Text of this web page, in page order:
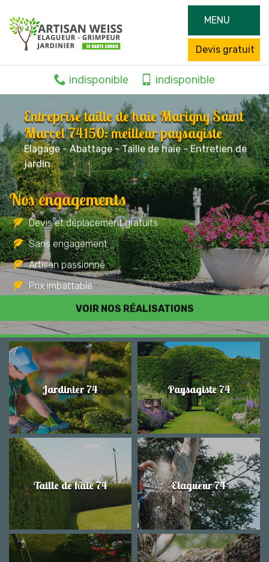
MENU
Devis gratuit
indisponible indisponible
Entreprise taille de haie Marigny Saint
Marcel 74150: meilleur paysagiste
Elagage - Abattage - Taille de haie - Entretien de
jardin
VOIR NOS RÉALISATIONS
Nos engagements
Devis et déplacement gratuits
Sans engagement
Artisan passionné
Prix imbattable
Travail de qualité
Jardinier 74 Paysagiste 74
Taille de haie 74 Elagueur 74